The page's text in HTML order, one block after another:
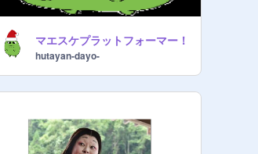
マエスケプラットフォーマー！
hutayan-dayo-